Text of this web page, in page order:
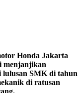
Honda Jakarta
menjanjikan
lulusan SMK di tahun
di ratusan